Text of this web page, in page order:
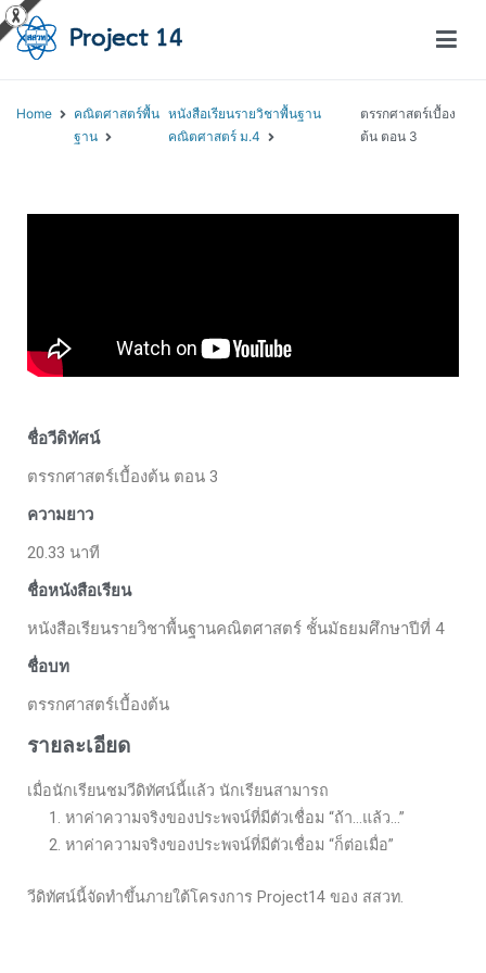
Home
คณิตศาสตร์พื้น
ฐาน
หนังสือเรียนรายวิชาพื้นฐาน
คณิตศาสตร์ ม.4
ตรรกศาสตร์เบื้อง
ต้น ตอน 3
ชื่อวีดิทัศน์
ตรรกศาสตร์เบื้องต้น ตอน 3
ความยาว
20.33 นาที
ชื่อหนังสือเรียน
หนังสือเรียนรายวิชาพื้นฐานคณิตศาสตร์ ชั้นมัธยมศึกษาปีที่ 4
ชื่อบท
ตรรกศาสตร์เบื้องต้น
รายละเอียด
เมื่อนักเรียนชมวีดิทัศน์นี้แล้ว นักเรียนสามารถ
1. หาค่าความจริงของประพจน์ที่มีตัวเชื่อม “ถ้า…แล้ว…”
2. หาค่าความจริงของประพจน์ที่มีตัวเชื่อม “ก็ต่อเมื่อ”
วีดิทัศน์นี้จัดทำขึ้นภายใต้โครงการ Project14 ของ สสวท.